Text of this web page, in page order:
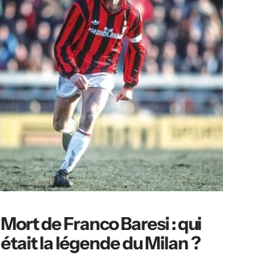
Mort de Franco Baresi : qui
était la légende du Milan ?